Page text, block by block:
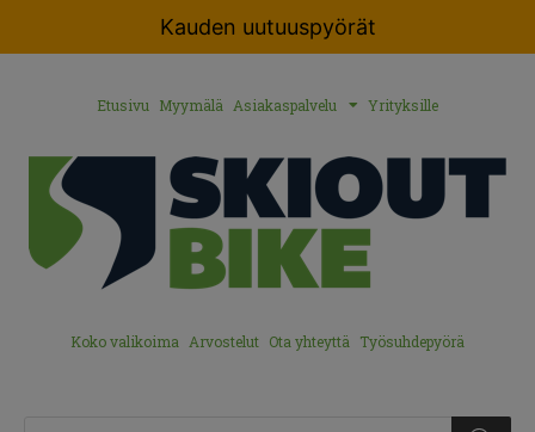
Kauden uutuuspyörät
Etusivu Myymälä Asiakaspalvelu Yrityksille
Koko valikoima Arvostelut Ota yhteyttä Työsuhdepyörä